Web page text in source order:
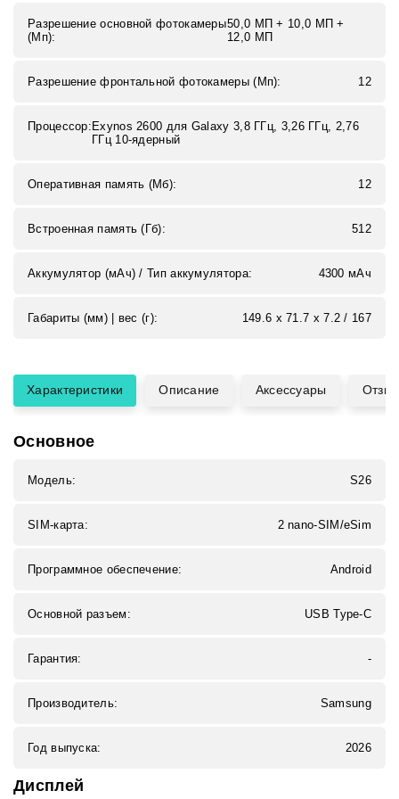
Разрешение основной фотокамеры
(Мп):
50,0 MП + 10,0 MП +
12,0 MП
Разрешение фронтальной фотокамеры (Мп): 12
Процессор: Exynos 2600 для Galaxy 3,8 ГГц, 3,26 ГГц, 2,76
ГГц 10-ядерный
Оперативная память (Мб): 12
Встроенная память (Гб): 512
Аккумулятор (мАч) / Тип аккумулятора: 4300 мАч
Габариты (мм) | вес (г): 149.6 x 71.7 x 7.2 / 167
Характеристики Описание Аксессуары
Основное
Модель: S26
SIM-карта: 2 nano-SIM/eSim
Программное обеспечение: Android
Основной разъем: USB Type-C
Гарантия: -
Производитель: Samsung
Год выпуска: 2026
Дисплей